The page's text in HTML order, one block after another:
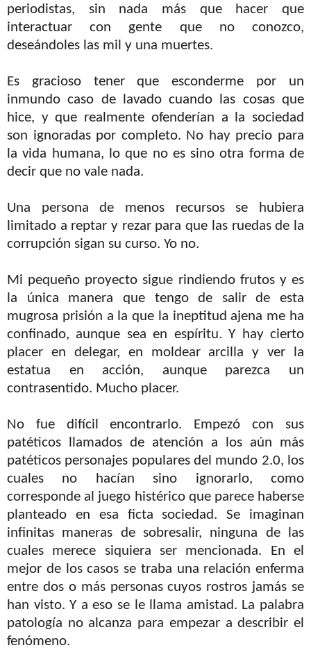
periodistas, sin nada más que hacer que
interactuar con gente que no conozco,
deseándoles las mil y una muertes.
Es gracioso tener que esconderme por un
inmundo caso de lavado cuando las cosas que
hice, y que realmente ofenderían a la sociedad
son ignoradas por completo. No hay precio para
la vida humana, lo que no es sino otra forma de
decir que no vale nada.
Una persona de menos recursos se hubiera
limitado a reptar y rezar para que las ruedas de la
corrupción sigan su curso. Yo no.
Mi pequeño proyecto sigue rindiendo frutos y es
la única manera que tengo de salir de esta
mugrosa prisión a la que la ineptitud ajena me ha
confinado, aunque sea en espíritu. Y hay cierto
placer en delegar, en moldear arcilla y ver la
estatua en acción, aunque parezca un
contrasentido. Mucho placer.
No fue difícil encontrarlo. Empezó con sus
patéticos llamados de atención a los aún más
patéticos personajes populares del mundo 2.0, los
cuales no hacían sino ignorarlo, como
corresponde al juego histérico que parece haberse
planteado en esa ficta sociedad. Se imaginan
infinitas maneras de sobresalir, ninguna de las
cuales merece siquiera ser mencionada. En el
mejor de los casos se traba una relación enferma
entre dos o más personas cuyos rostros jamás se
han visto. Y a eso se le llama amistad. La palabra
patología no alcanza para empezar a describir el
fenómeno.